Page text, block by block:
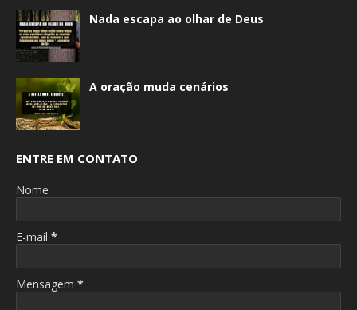
Nada escapa ao olhar de Deus
A oração muda cenários
ENTRE EM CONTATO
Nome
E-mail *
Mensagem *